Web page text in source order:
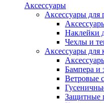
Аксессуары
Аксессуары для
Наклейки
Чехлы и
Аксессуары для
Бампера и
Ветровые
Защитные